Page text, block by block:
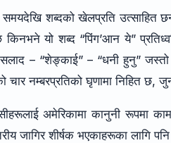
समयदेखि शब्दको खेलप्रति उत्साहित
किनभने यो शब्द “पिंग’आन ये”
– “शेङ्काई” – “धनी हुनु”
चार नम्बरप्रतिको घृणामा निहित छ,
अमेरिकामा कानुनी रूपमा काम
जागिर शीर्षक भएकाहरूका लागि